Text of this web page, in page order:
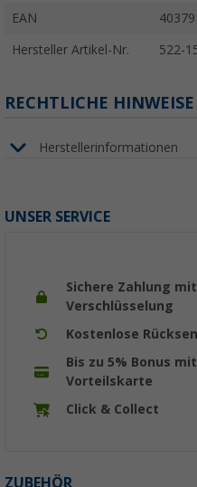
EAN
Hersteller Artikel-Nr. 522-
RECHTLICHE HINWEISE
Herstellerinformationen
UNSER SERVICE
Sichere Zahlung mit
Verschlüsselung
Kostenlose
Bis zu 5% Bonus
Vorteilskarte
Click & Collect
ZUBEHÖR